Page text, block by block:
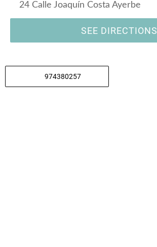
24 Calle Joaquín Costa Ayerbe
SEE DIRECTIONS
974380257